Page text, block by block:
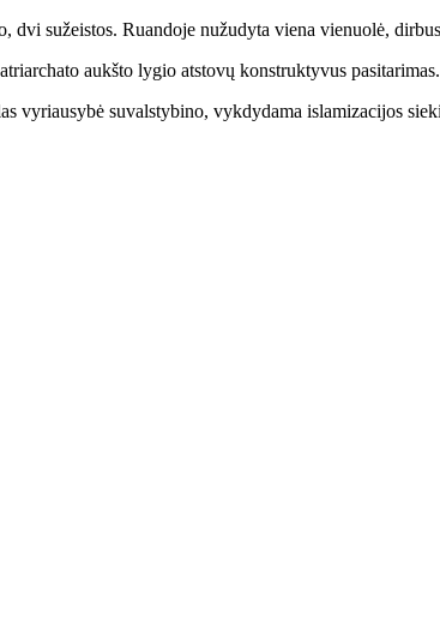
sužeistos. Ruandoje nužudyta viena vienuolė,
aukšto lygio atstovų konstruktyvus pasitarimas.
vyriausybė suvalstybino, vykdydama islamizacijos